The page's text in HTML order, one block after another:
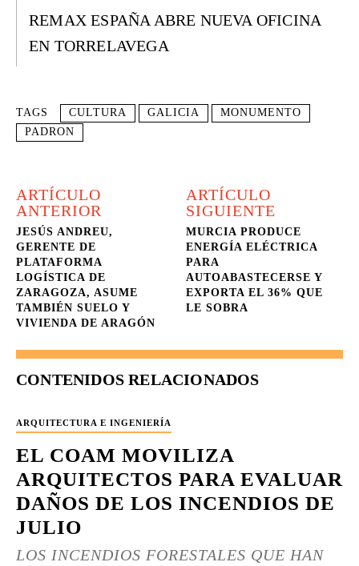
REMAX ESPAÑA ABRE NUEVA OFICINA
EN TORRELAVEGA
TAGS CULTURA GALICIA
MONUMENTO
PADRON
ARTÍCULO
ANTERIOR
JESÚS ANDREU,
GERENTE DE
PLATAFORMA
LOGÍSTICA DE
ZARAGOZA, ASUME
TAMBIÉN SUELO Y
VIVIENDA DE ARAGÓN
ARTÍCULO
SIGUIENTE
MURCIA PRODUCE
ENERGÍA ELÉCTRICA
PARA
AUTOABASTECERSE Y
EXPORTA EL 36% QUE
LE SOBRA
CONTENIDOS RELACIONADOS
ARQUITECTURA E INGENIERÍA
EL COAM MOVILIZA
ARQUITECTOS PARA EVALUAR
DAÑOS DE LOS INCENDIOS DE
JULIO
LOS INCENDIOS FORESTALES QUE HAN